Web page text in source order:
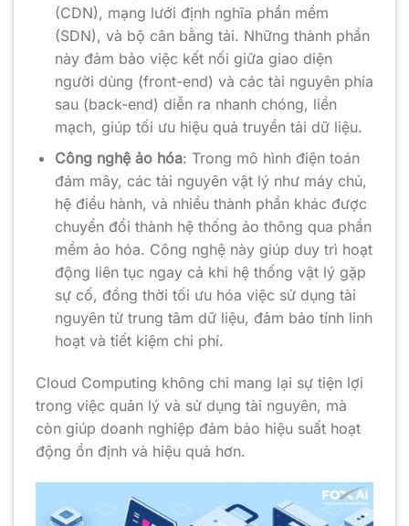
(CDN), mạng lưới định nghĩa phần mềm
(SDN), và bộ cân bằng tải. Những thành phần
này đảm bảo việc kết nối giữa giao diện
người dùng (front-end) và các tài nguyên phía
sau (back-end) diễn ra nhanh chóng, liền
mạch, giúp tối ưu hiệu quả truyền tải dữ liệu.
Công nghệ ảo hóa: Trong mô hình điện toán
đám mây, các tài nguyên vật lý như máy chủ,
hệ điều hành, và nhiều thành phần khác được
chuyển đổi thành hệ thống ảo thông qua phần
mềm ảo hóa. Công nghệ này giúp duy trì hoạt
động liên tục ngay cả khi hệ thống vật lý gặp
sự cố, đồng thời tối ưu hóa việc sử dụng tài
nguyên từ trung tâm dữ liệu, đảm bảo tính linh
hoạt và tiết kiệm chi phí.
Cloud Computing không chỉ mang lại sự tiện lợi
trong việc quản lý và sử dụng tài nguyên, mà
còn giúp doanh nghiệp đảm bảo hiệu suất hoạt
động ổn định và hiệu quả hơn.